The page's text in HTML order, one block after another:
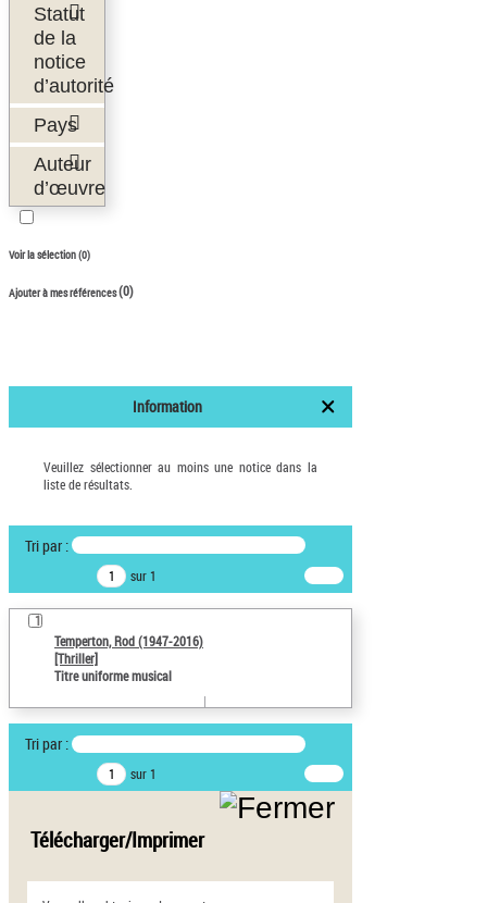
Statut
de la
notice
d’autorité
Pays
Auteur
d’œuvre
Voir la sélection (0)
Ajouter à mes références(0)
Information
Veuillez sélectionner au moins une notice dans la
liste de résultats.
Tri par :
sur 1
1
Temperton, Rod (1947-2016)
[Thriller]
Titre uniforme musical
Tri par :
sur 1
Télécharger/Imprimer